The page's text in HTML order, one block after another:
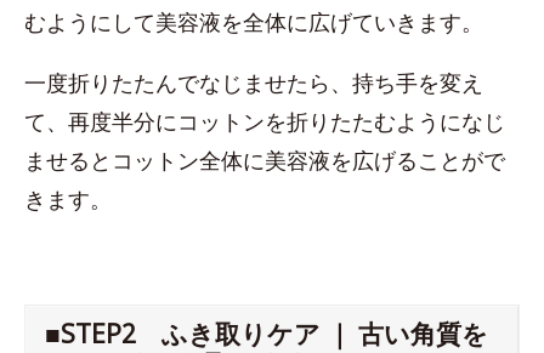
むようにして美容液を全体に広げていきます。
一度折りたたんでなじませたら、持ち手を変え
て、再度半分にコットンを折りたたむようになじ
ませるとコットン全体に美容液を広げることがで
きます。
■STEP2 ふき取りケア ｜ 古い角質を